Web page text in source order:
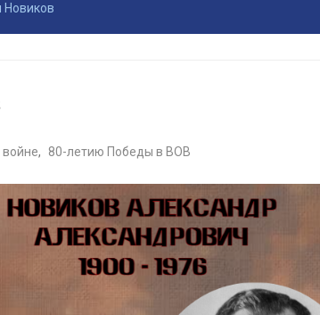
Новиков
, 80-летию Победы в ВОВ